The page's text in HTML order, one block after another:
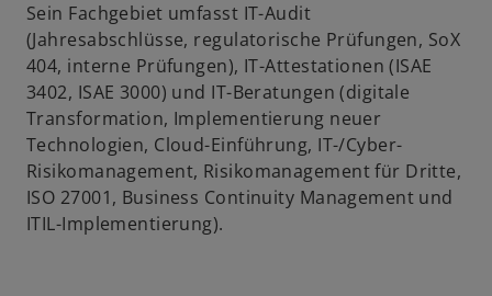
u
e
n
R
e
g
i
s
t
Sein Fachgebiet umfasst IT-Audit
(Jahresabschlüsse, regulatorische Prüfungen, SoX
404, interne Prüfungen), IT-Attestationen (ISAE
3402, ISAE 3000) und IT-Beratungen (digitale
Transformation, Implementierung neuer
Technologien, Cloud-Einführung, IT-/Cyber-
Risikomanagement, Risikomanagement für Dritte,
ISO 27001, Business Continuity Management und
ITIL-Implementierung).